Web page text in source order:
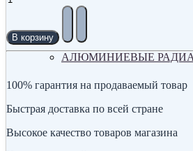
АЛЮМИНИЕВЫЕ
В корзину
100% гарантия на продаваемый товар
Быстрая доставка по всей стране
Высокое качество товаров магазина